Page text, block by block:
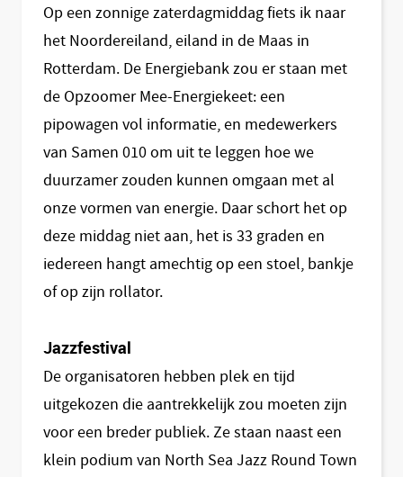
Op een zonnige zaterdagmiddag fiets ik naar
het Noordereiland, eiland in de Maas in
Rotterdam. De Energiebank zou er staan met
de Opzoomer Mee-Energiekeet: een
pipowagen vol informatie, en medewerkers
van Samen 010 om uit te leggen hoe we
duurzamer zouden kunnen omgaan met al
onze vormen van energie. Daar schort het op
deze middag niet aan, het is 33 graden en
iedereen hangt amechtig op een stoel, bankje
of op zijn rollator.
Jazzfestival
De organisatoren hebben plek en tijd
uitgekozen die aantrekkelijk zou moeten zijn
voor een breder publiek. Ze staan naast een
klein podium van North Sea Jazz Round Town